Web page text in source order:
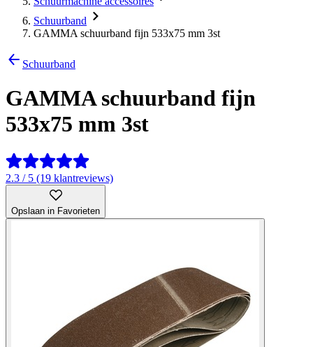
Schuurband
GAMMA schuurband fijn 533x75 mm 3st
Schuurband
GAMMA schuurband fijn
533x75 mm 3st
2.3 / 5 (19 klantreviews)
Opslaan in Favorieten